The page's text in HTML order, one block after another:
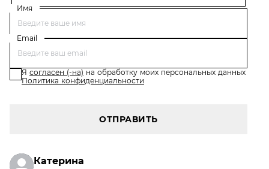
Имя
Email
Я согласен (-на) на обработку моих персональных данных
Политика конфиденциальности
ОТПРАВИТЬ
Катерина